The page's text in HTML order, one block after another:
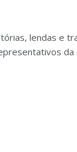
lendas e